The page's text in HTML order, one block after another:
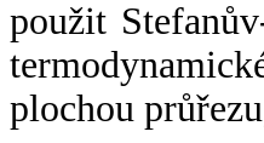
použit
plochou